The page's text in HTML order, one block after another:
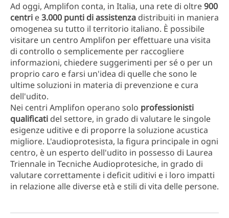
Ad oggi, Amplifon conta, in Italia, una rete di oltre900
centri e3.000 punti di assistenza distribuiti in maniera
omogenea su tutto il territorio italiano. È possibile
visitare un centro Amplifon per effettuare una visita
di controllo o semplicemente per raccogliere
informazioni, chiedere suggerimenti per sé o per un
proprio caro e farsi un'idea di quelle che sono le
ultime soluzioni in materia di prevenzione e cura
dell'udito.
Nei centri Amplifon operano solo professionisti
qualificati del settore, in grado di valutare le singole
esigenze uditive e di proporre la soluzione acustica
migliore. L'audioprotesista, la figura principale in ogni
centro, è un esperto dell'udito in possesso di Laurea
Triennale in Tecniche Audioprotesiche, in grado di
valutare correttamente i deficit uditivi e i loro impatti
in relazione alle diverse età e stili di vita delle persone.